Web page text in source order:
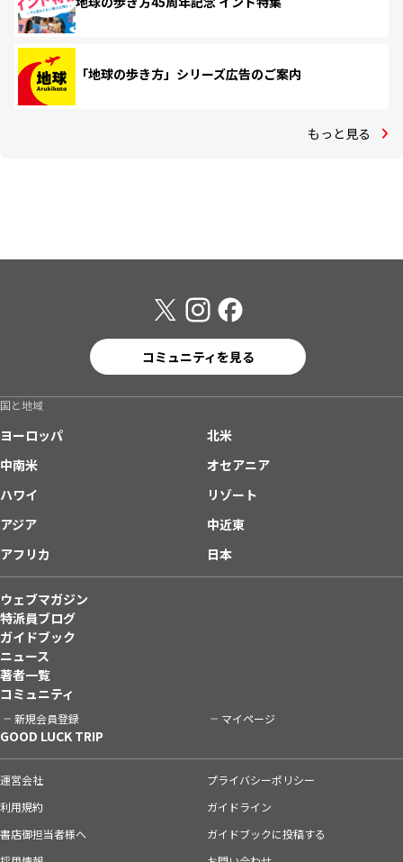
「地球の歩き方」シリーズ広告のご案内
もっと見る
コミュニティを見る
国と地域
ヨーロッパ
北米
中南米
オセアニア
ハワイ
リゾート
アジア
中近東
アフリカ
日本
ウェブマガジン
特派員ブログ
ガイドブック
ニュース
著者一覧
コミュニティ
新規会員登録 マイページ
GOOD LUCK TRIP
運営会社
プライバシーポリシー
利用規約
ガイドライン
書店御担当者様へ
ガイドブックに投稿する